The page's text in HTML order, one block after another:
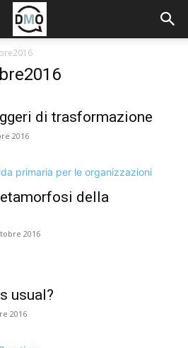
di trasformazione
2016
della
2016
usual?
2016